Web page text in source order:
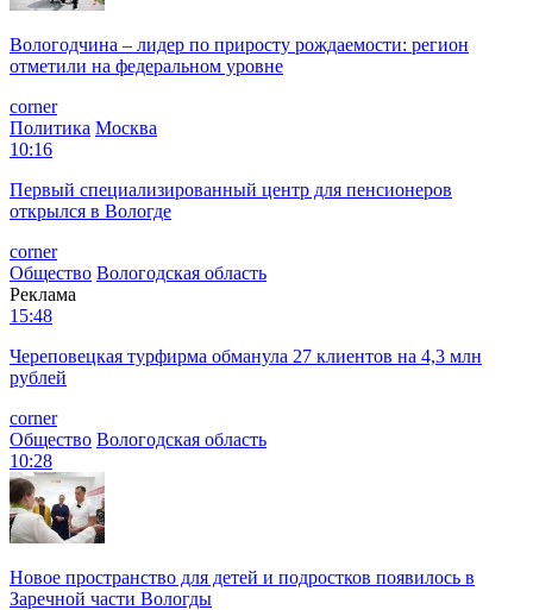
Вологодчина – лидер по приросту рождаемости: регион
отметили на федеральном уровне
corner
Политика Москва
10:16
Первый специализированный центр для пенсионеров
открылся в Вологде
corner
Общество Вологодская область
Реклама
15:48
Череповецкая турфирма обманула 27 клиентов на 4,3 млн
рублей
corner
Общество Вологодская область
10:28
Новое пространство для детей и подростков появилось в
Заречной части Вологды